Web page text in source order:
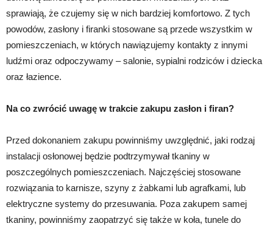
sprawiają, że czujemy się w nich bardziej komfortowo. Z tych
powodów, zasłony i firanki stosowane są przede wszystkim w
pomieszczeniach, w których nawiązujemy kontakty z innymi
ludźmi oraz odpoczywamy – salonie, sypialni rodziców i dziecka
oraz łazience.
Na co zwrócić uwagę w trakcie zakupu zasłon i firan?
Przed dokonaniem zakupu powinniśmy uwzględnić, jaki rodzaj
instalacji osłonowej będzie podtrzymywał tkaniny w
poszczególnych pomieszczeniach. Najczęściej stosowane
rozwiązania to karnisze, szyny z żabkami lub agrafkami, lub
elektryczne systemy do przesuwania. Poza zakupem samej
tkaniny, powinniśmy zaopatrzyć się także w koła, tunele do